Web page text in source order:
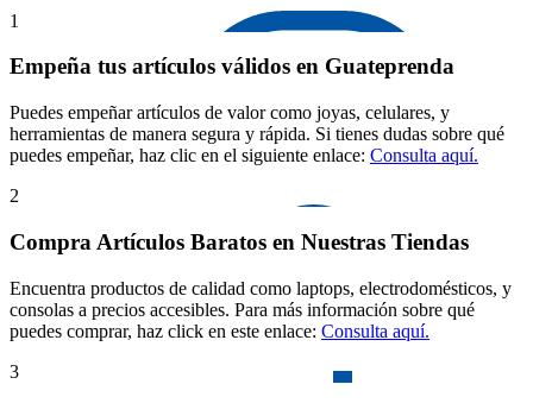
1
Empeña tus artículos válidos en Guateprenda
Puedes empeñar artículos de valor como joyas, celulares, y
herramientas de manera segura y rápida. Si tienes dudas sobre qué
puedes empeñar, haz clic en el siguiente enlace: Consulta aquí.
2
Compra Artículos Baratos en Nuestras Tiendas
Encuentra productos de calidad como laptops, electrodomésticos, y
consolas a precios accesibles. Para más información sobre qué
puedes comprar, haz click en este enlace: Consulta aquí.
3